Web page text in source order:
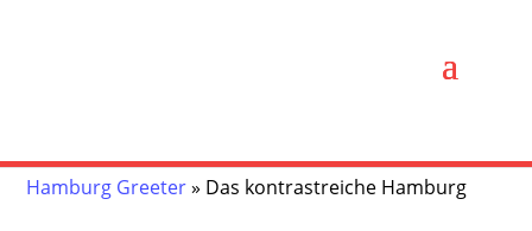
Hamburg Greeter» Das kontrastreiche Hamburg